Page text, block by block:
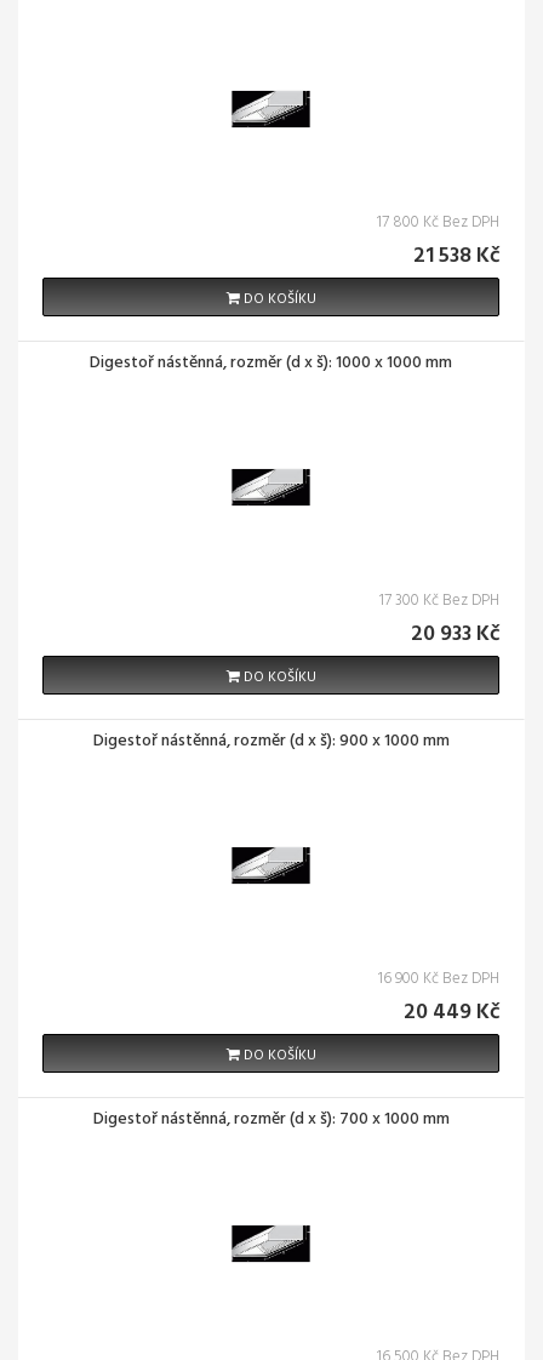
17 800 Kč Bez DPH
21 538 Kč
DO KOŠÍKU
Digestoř nástěnná, rozměr (d x š): 1000 x 1000 mm
17 300 Kč Bez DPH
20 933 Kč
DO KOŠÍKU
Digestoř nástěnná, rozměr (d x š): 900 x 1000 mm
16 900 Kč Bez DPH
20 449 Kč
DO KOŠÍKU
Digestoř nástěnná, rozměr (d x š): 700 x 1000 mm